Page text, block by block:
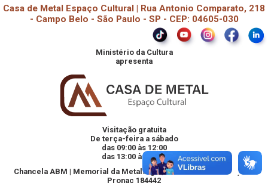
Casa de Metal Espaço Cultural | Rua Antonio Comparato, 218
- Campo Belo - São Paulo - SP - CEP: 04605-030
Ministério da Cultura
apresenta
Visitação gratuita
De terça-feira a sábado
das 09:00 às 12:00
das 13:00 às 18:00
Chancela ABM | Memorial da Metalurgia, Materiais e Mineração -
Pronac 184442